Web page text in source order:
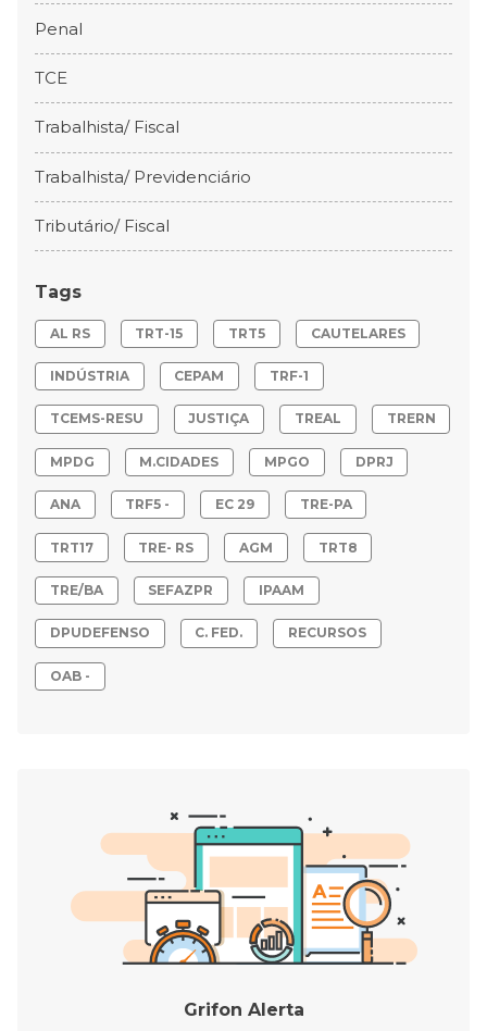
Penal
TCE
Trabalhista/ Fiscal
Trabalhista/ Previdenciário
Tributário/ Fiscal
Tags
AL RS TRT-15 TRT5 CAUTELARES
INDÚSTRIA CEPAM TRF-1
TCEMS-RESU JUSTIÇA TREAL TRERN
MPDG M.CIDADES MPGO DPRJ
ANA TRF5 - EC 29 TRE-PA
TRT17 TRE- RS AGM TRT8
TRE/BA SEFAZPR IPAAM
DPUDEFENSO C. FED. RECURSOS
OAB -
Grifon Alerta